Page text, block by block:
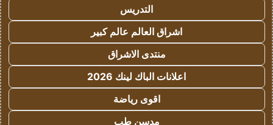
التدريس
اشراق العالم عالم كبير
منتدى الاشراق
اعلانات الباك لينك 2026
اقوى رياضة
مدسن طب